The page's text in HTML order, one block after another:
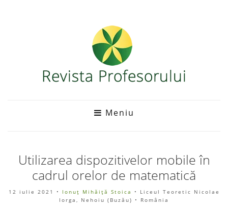
Meniu
Utilizarea dispozitivelor mobile în
cadrul orelor de matematică
12 iulie 2021 • Ionuţ Mihăiţă Stoica
• Liceul Teoretic Nicolae
Iorga, Nehoiu (Buzău) • România